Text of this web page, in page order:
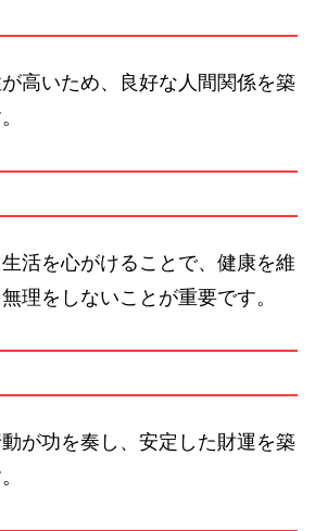
高いため、良好な人間関係を築
活を心がけることで、健康を維
理をしないことが重要です。
が功を奏し、安定した財運を築